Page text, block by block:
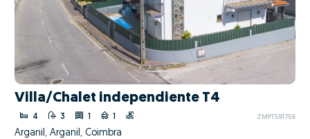
Villa/Chalet independiente T4
4 3 1 1 ZMPT591759
Arganil, Arganil, Coimbra